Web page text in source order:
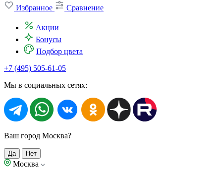
Избранное
Сравнение
Акции
Бонусы
Подбор цвета
+7 (495) 505-61-05
Мы в социальных сетях:
Ваш город Москва?
Да Нет
Москва